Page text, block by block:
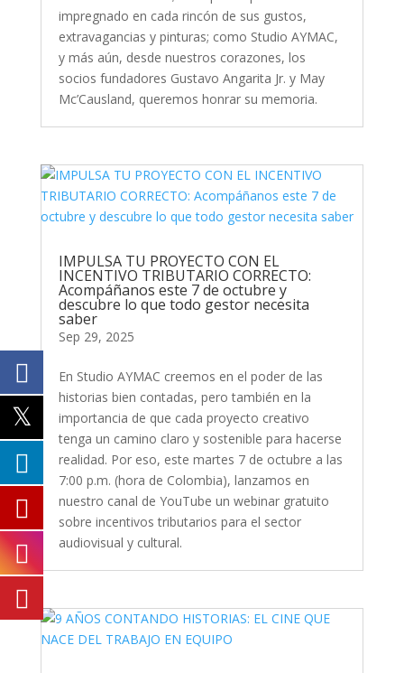
impregnado en cada rincón de sus gustos,
extravagancias y pinturas; como Studio AYMAC,
y más aún, desde nuestros corazones, los
socios fundadores Gustavo Angarita Jr. y May
Mc’Causland, queremos honrar su memoria.
IMPULSA TU PROYECTO CON EL
INCENTIVO TRIBUTARIO CORRECTO:
Acompáñanos este 7 de octubre y
descubre lo que todo gestor necesita
saber
Sep 29, 2025
En Studio AYMAC creemos en el poder de las
historias bien contadas, pero también en la
importancia de que cada proyecto creativo
tenga un camino claro y sostenible para hacerse
realidad. Por eso, este martes 7 de octubre a las
7:00 p.m. (hora de Colombia), lanzamos en
nuestro canal de YouTube un webinar gratuito
sobre incentivos tributarios para el sector
audiovisual y cultural.